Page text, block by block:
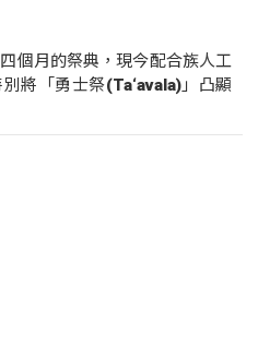
個月的祭典，現今配合族人工
將「勇士祭(Ta‘avala)」凸顯